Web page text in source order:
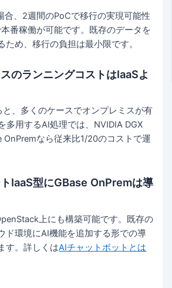
合、2週間のPoCで移行の実現可能性
番稼働が可能です。既存のデータを
ため、移行の負担は最小限です。
のランニングコストはIaaSよ
、多くのケースでオンプレミスが有
多用するAI処理では、NVIDIA DGX
OnPremなら従来比1/20のコストで運
IaaS型にGBase OnPremは導
上にも構築可能です。既存の
ド環境にAI機能を追加する形での導
す。詳しくはAIチャットボットとは